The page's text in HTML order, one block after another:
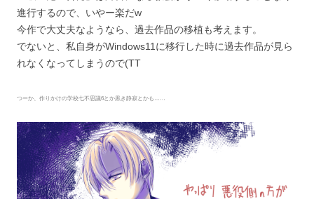
進行するので、いやー楽だw
今作で大丈夫なようなら、過去作品の移植も考えます。
でないと、私自身がWindows11に移行した時に過去作品が見ら
れなくなってしまうので(TT
つーか、作りかけの学校七不思議6とか黒き静寂とかも……